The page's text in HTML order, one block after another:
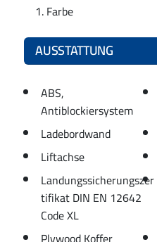
1. Farbe
AUSSTATTUNG
ABS,
Antiblockiersystem
Ladebordwand
Liftachse
Landungssicherungszer
tifikat DIN EN 12642
Code XL